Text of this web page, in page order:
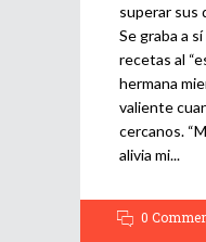
superar sus
Se graba a
recetas al
hermana
valiente
cercanos.
alivia mi
0